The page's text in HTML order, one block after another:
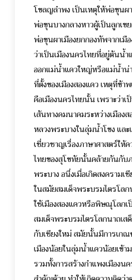
โขลญลำพง เป็นเหตุให้พ่อขุนผ
พ่อขุนบางกลางหาวผู้เป็นลูกเ
พ่อขุนผาเมืองยกกองทัพจากเมื
ว่าเป็นเมืองนครไทยที่อยู่ต้นน้
ออกแม่น้ำแควใหญ่หรือแม่น้ำ
ที่ตั้งของเมืองสองแคว เหตุที่ข้าพ
คือเมืองนครไทยนั้น เพราะว่า
เส้นทางคมนาคมระหว่างเมือง
หลวงพระบางในลุ่มน้ำโขง แล
เชี่ยวชาญเรื่องภาษาศาสตร์ให้
ไทยของสุโขทัยนั้นคล้ายกันกับ
พระบาง อนึ่งเมื่อเกิดสงครามเ
ในสมัยสมเด็จพระบรมไตรโลก
ใช้เมืองสองแควหรือพิษณุโลก
สมเด็จพระบรมไตรโลกนาถเส
กับเชียงใหม่ สมัยนั้นมีการเก
เมืองน้อยในลุ่มน้ำแควน้อยเข้า
รวมทั้งการสร้างกำแพงเมืองน